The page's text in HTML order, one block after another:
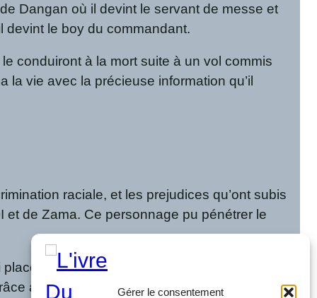
Gérer le consentement
Dangan où il devint le servant de messe et
devint le boy du commandant.
conduiront à la mort suite à un vol commis
la vie avec la précieuse information qu’il
raciale, et les prejudices qu’ont subis
et de Zama. Ce personnage pu pénétrer le
en effet une bonne posture pour avoir
à son statut de boy se trouve à la fois dans